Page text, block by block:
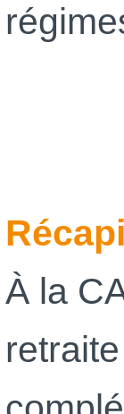
À la